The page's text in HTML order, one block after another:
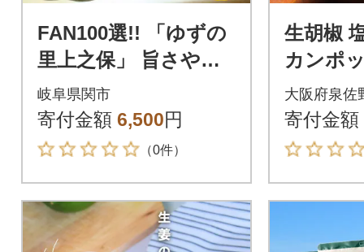
FAN100選!! 「ゆずの
里上之保」 旨さやみ
つき!万能調味料 青ゆ
ずこしょう 2個
岐阜県関市
寄付金額 6,500円
（0件）
生胡椒
カンポ
大阪府泉佐
寄付金額